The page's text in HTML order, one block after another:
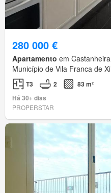
280 000 €
Apartamento em
Município de Vila Franca de
T3 2
83 m²
Há 30+ dias
PROPERSTAR